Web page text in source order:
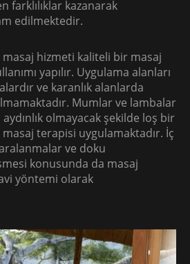
farklılıklar kazanarak
edilmektedir.
hizmeti kaliteli bir masaj
yapılır. Uygulama alanları
ve karanlık alanlarda
Mumlar ve lambalar
olmayacak şekilde loş bir
terapisi uygulamaktadır. İç
ve doku
konusunda da masaj
yöntemi olarak